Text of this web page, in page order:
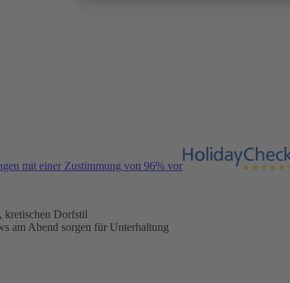
mit einer Zustimmung von 96% vor
kretischen Dorfstil
am Abend sorgen für Unterhaltung